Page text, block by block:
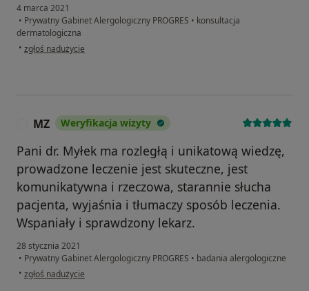
4 marca 2021
• Prywatny Gabinet Alergologiczny PROGRES • konsultacja
dermatologiczna
• w opinii użytkownika Dorota od Janusza
zgłoś nadużycie
MZ Weryfikacja wizyty
Pani dr. Myłek ma rozległą i unikatową wiedzę,
prowadzone leczenie jest skuteczne, jest
komunikatywna i rzeczowa, starannie słucha
pacjenta, wyjaśnia i tłumaczy sposób leczenia.
Wspaniały i sprawdzony lekarz.
28 stycznia 2021
• Prywatny Gabinet Alergologiczny PROGRES • badania alergologiczne
• w opinii użytkownika MZ
zgłoś nadużycie